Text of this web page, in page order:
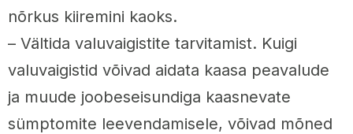
nõrkus kiiremini kaoks.
– Vältida valuvaigistite tarvitamist. Kuigi
valuvaigistid võivad aidata kaasa peavalude
ja muude joobeseisundiga kaasnevate
sümptomite leevendamisele, võivad mõned